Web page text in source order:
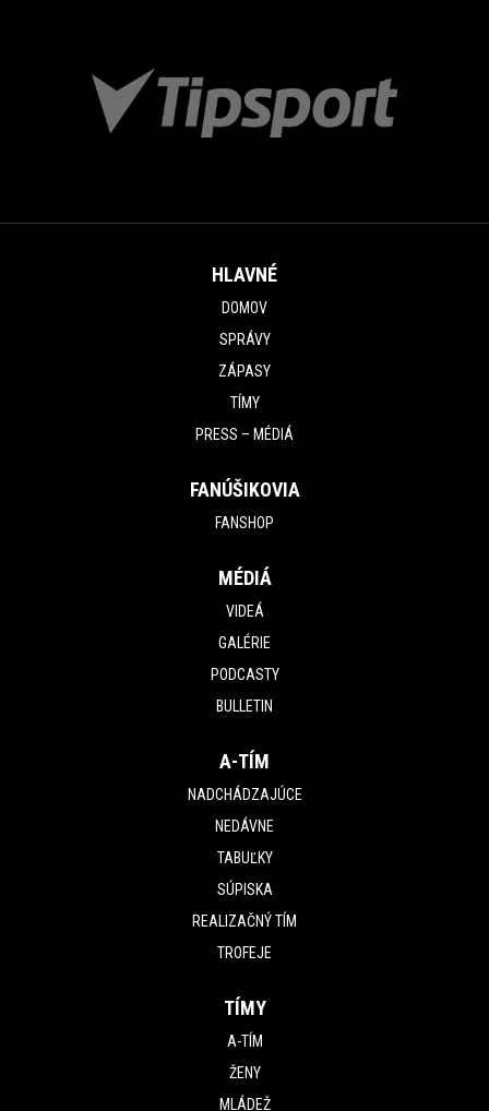
HLAVNÉ
DOMOV
SPRÁVY
ZÁPASY
TÍMY
PRESS – MÉDIÁ
FANÚŠIKOVIA
FANSHOP
MÉDIÁ
VIDEÁ
GALÉRIE
PODCASTY
BULLETIN
A-TÍM
NADCHÁDZAJÚCE
NEDÁVNE
TABUĽKY
SÚPISKA
REALIZAČNÝ TÍM
TROFEJE
TÍMY
A-TÍM
ŽENY
MLÁDEŽ